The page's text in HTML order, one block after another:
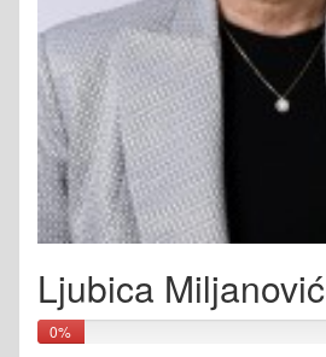
Ljubica Miljanović
0%